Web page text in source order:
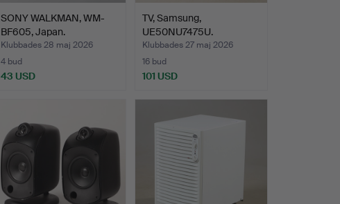
SONY WALKMAN, WM-
BF605, Japan.
Klubbades 28 maj 2026
4 bud
43 USD
TV, Samsung,
UE50NU7475U.
Klubbades 27 maj 2026
16 bud
101 USD